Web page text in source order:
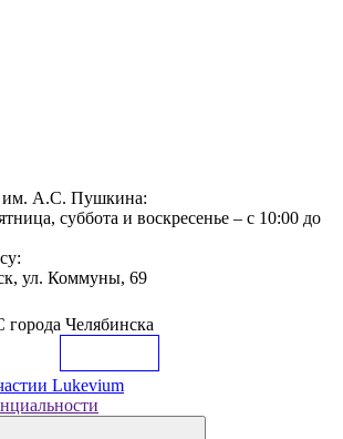
им. А.С. Пушкина:
суббота и воскресенье – с 10:00 до
ул. Коммуны, 69
Челябинска
Lukevium